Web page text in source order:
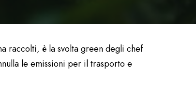
raccolti, è la svolta green degli chef
le emissioni per il trasporto e